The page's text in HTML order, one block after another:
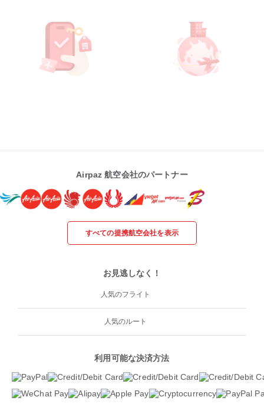
Airpaz 航空会社のパートナー
すべての提携航空会社を表示
お見逃しなく！
人気のフライト
人気のルート
利用可能な決済方法